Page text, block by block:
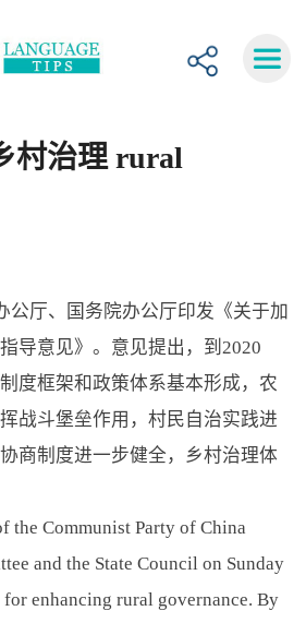
村治理 rural
公厅、国务院办公厅印发《关于加
导意见》。意见提出，到2020
度框架和政策体系基本形成，农
战斗堡垒作用，村民自治实践进
商制度进一步健全，乡村治理体
the Communist Party of China
and the State Council on Sunday
enhancing rural governance. By